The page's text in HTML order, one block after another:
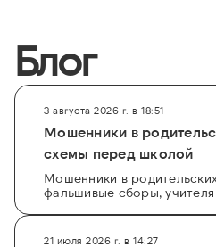
Блог
3 августа 2026 г. в 18:51
Мошенники в
схемы перед школой
Мошенники в
фальшивые сборы,
21 июля 2026 г. в 14:27